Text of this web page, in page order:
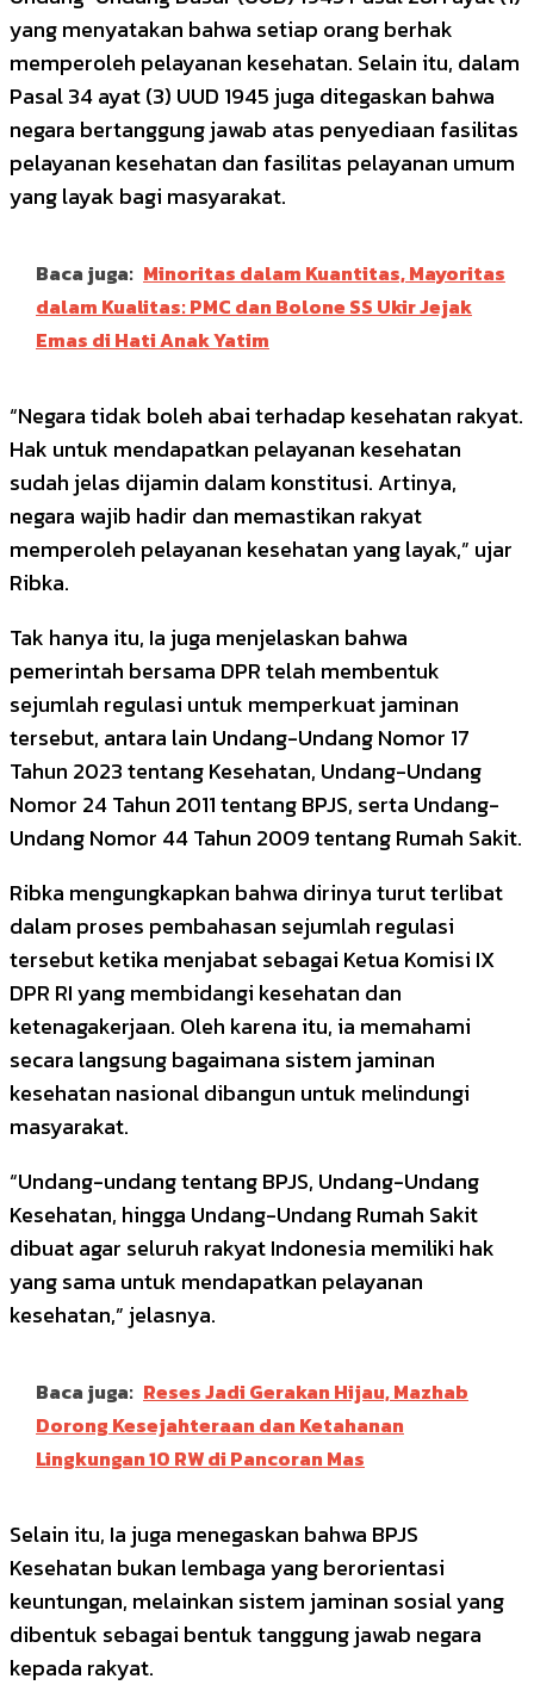
yang menyatakan bahwa setiap orang berhak
memperoleh pelayanan kesehatan. Selain itu, dalam
Pasal 34 ayat (3) UUD 1945 juga ditegaskan bahwa
negara bertanggung jawab atas penyediaan fasilitas
pelayanan kesehatan dan fasilitas pelayanan umum
yang layak bagi masyarakat.
Baca juga: Minoritas dalam Kuantitas, Mayoritas
dalam Kualitas: PMC dan Bolone SS Ukir Jejak
Emas di Hati Anak Yatim
“Negara tidak boleh abai terhadap kesehatan rakyat.
Hak untuk mendapatkan pelayanan kesehatan
sudah jelas dijamin dalam konstitusi. Artinya,
negara wajib hadir dan memastikan rakyat
memperoleh pelayanan kesehatan yang layak,” ujar
Ribka.
Tak hanya itu, Ia juga menjelaskan bahwa
pemerintah bersama DPR telah membentuk
sejumlah regulasi untuk memperkuat jaminan
tersebut, antara lain Undang-Undang Nomor 17
Tahun 2023 tentang Kesehatan, Undang-Undang
Nomor 24 Tahun 2011 tentang BPJS, serta Undang-
Undang Nomor 44 Tahun 2009 tentang Rumah Sakit.
Ribka mengungkapkan bahwa dirinya turut terlibat
dalam proses pembahasan sejumlah regulasi
tersebut ketika menjabat sebagai Ketua Komisi IX
DPR RI yang membidangi kesehatan dan
ketenagakerjaan. Oleh karena itu, ia memahami
secara langsung bagaimana sistem jaminan
kesehatan nasional dibangun untuk melindungi
masyarakat.
“Undang-undang tentang BPJS, Undang-Undang
Kesehatan, hingga Undang-Undang Rumah Sakit
dibuat agar seluruh rakyat Indonesia memiliki hak
yang sama untuk mendapatkan pelayanan
kesehatan,” jelasnya.
Baca juga: Reses Jadi Gerakan Hijau, Mazhab
Dorong Kesejahteraan dan Ketahanan
Lingkungan 10 RW di Pancoran Mas
Selain itu, Ia juga menegaskan bahwa BPJS
Kesehatan bukan lembaga yang berorientasi
keuntungan, melainkan sistem jaminan sosial yang
dibentuk sebagai bentuk tanggung jawab negara
kepada rakyat.